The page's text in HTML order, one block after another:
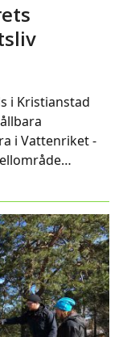
i Kristianstad
i Vattenriket -